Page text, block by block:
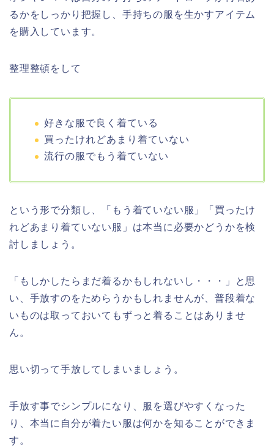
るかをしっかり把握し、手持ちの服を生かすアイテム
を購入しています。
整理整頓をして
好きな服で良く着ている
買ったけれどあまり着ていない
流行の服でもう着ていない
という形で分類し、「もう着ていない服」「買ったけ
れどあまり着ていない服」は本当に必要かどうかを検
討しましょう。
「もしかしたらまだ着るかもしれないし・・・」と思
い、手放すのをためらうかもしれませんが、普段着な
いものは取っておいてもずっと着ることはありませ
ん。
思い切って手放してしまいましょう。
手放す事でシンプルになり、服を選びやすくなった
り、本当に自分が着たい服は何かを知ることができま
す。